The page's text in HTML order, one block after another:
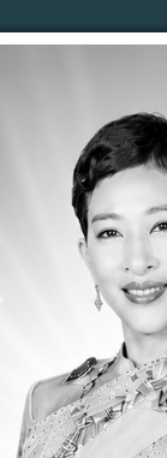
จดหมายข่
ลงนามถวายพระพร